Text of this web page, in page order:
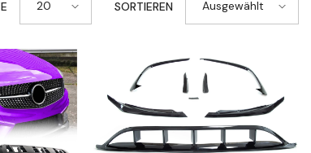
20 SORTIEREN Ausgewählt